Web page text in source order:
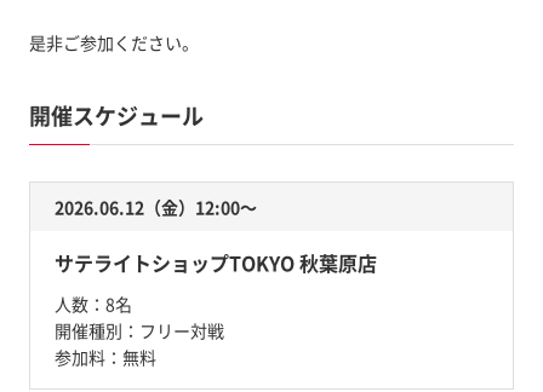
是非ご参加ください。
開催スケジュール
2026.06.12（金）12:00〜
サテライトショップTOKYO 秋葉原店
人数： 8名
開催種別： フリー対戦
参加料： 無料